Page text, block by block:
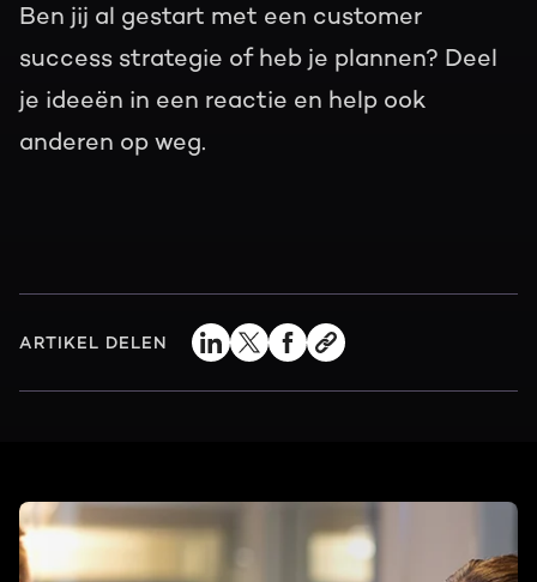
Ben jij al gestart met een customer
success strategie of heb je plannen? Deel
je ideeën in een reactie en help ook
anderen op weg.
ARTIKEL DELEN